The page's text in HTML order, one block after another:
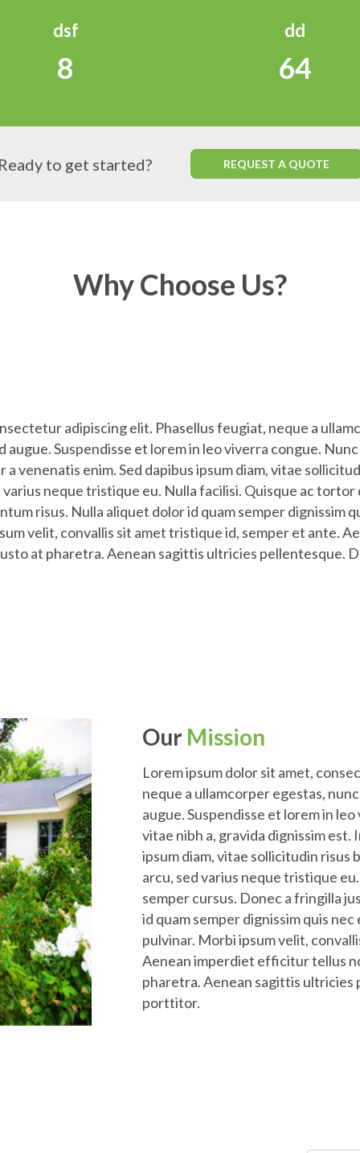
dsf
8
dd
64
Ready to get started? REQUEST A QUOTE
Why Choose Us?
adipiscing elit. Phasellus feugiat, neque a
augue. Suspendisse et lorem in leo viverra congue.
a venenatis enim. Sed dapibus ipsum diam, vitae
neque tristique eu. Nulla facilisi. Quisque ac tortor
risus. Nulla aliquet dolor id quam semper dignissim
velit, convallis sit amet tristique id, semper et ante.
at pharetra. Aenean sagittis ultricies pellentesque.
Our Mission
Lorem ipsum dolor sit amet,
neque a ullamcorper egestas,
augue. Suspendisse et lorem in
vitae nibh a, gravida dignissim est.
ipsum diam, vitae sollicitudin
arcu, sed varius neque tristique
semper cursus. Donec a fringilla
id quam semper dignissim quis
pulvinar. Morbi ipsum velit,
Aenean imperdiet efficitur tellus
pharetra. Aenean sagittis ultricies
porttitor.